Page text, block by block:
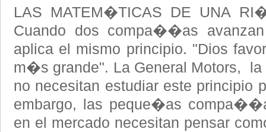
LAS MATEM�TICAS DE UNA
Cuando dos compa��as
aplica el mismo principio. "Dios
m�s grande". La General Motors,
no necesitan estudiar este principio
embargo, las peque�as
en el mercado necesitan pensar